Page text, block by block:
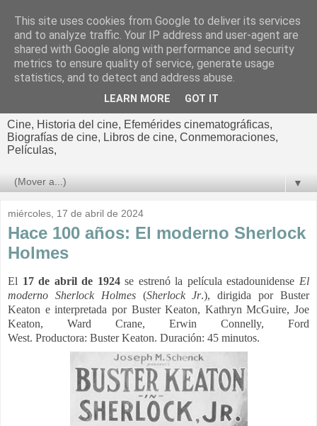
El cultural
cinematográfico de Jorge
Cine, Historia del cine, Efemérides cinematográficas,
Biografías de cine, Libros de cine, Conmemoraciones,
Películas,
▼
miércoles, 17 de abril de 2024
Hace 100 años: El moderno Sherlock
Holmes
El 17 de abril de 1924se estrenó la película estadounidense El
moderno Sherlock Holmes(Sherlock Jr.), dirigida por Buster
Keaton e interpretada por Buster Keaton, Kathryn McGuire, Joe
Keaton, Ward Crane, Erwin Connelly, Ford
West. Productora: Buster Keaton. Duración: 45 minutos.
This site uses cookies from Google to deliver its services
and to analyze traffic. Your IP address and user-agent are
shared with Google along with performance and security
metrics to ensure quality of service, generate usage
statistics, and to detect and address abuse.
LEARN MORE GOT IT